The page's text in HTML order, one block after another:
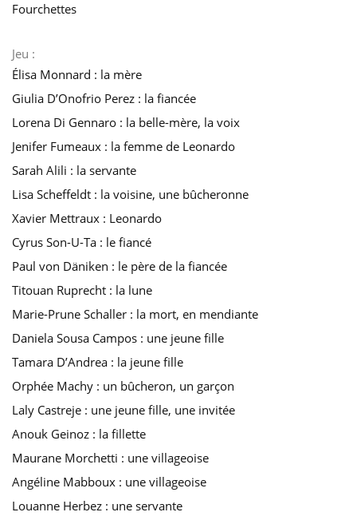
Fourchettes
Jeu :
Élisa Monnard : la mère
Giulia D’Onofrio Perez : la fiancée
Lorena Di Gennaro : la belle-mère, la voix
Jenifer Fumeaux : la femme de Leonardo
Sarah Alili : la servante
Lisa Scheffeldt : la voisine, une bûcheronne
Xavier Mettraux : Leonardo
Cyrus Son-U-Ta : le fiancé
Paul von Däniken : le père de la fiancée
Titouan Ruprecht : la lune
Marie-Prune Schaller : la mort, en mendiante
Daniela Sousa Campos : une jeune fille
Tamara D’Andrea : la jeune fille
Orphée Machy : un bûcheron, un garçon
Laly Castreje : une jeune fille, une invitée
Anouk Geinoz : la fillette
Maurane Morchetti : une villageoise
Angéline Mabboux : une villageoise
Louanne Herbez : une servante